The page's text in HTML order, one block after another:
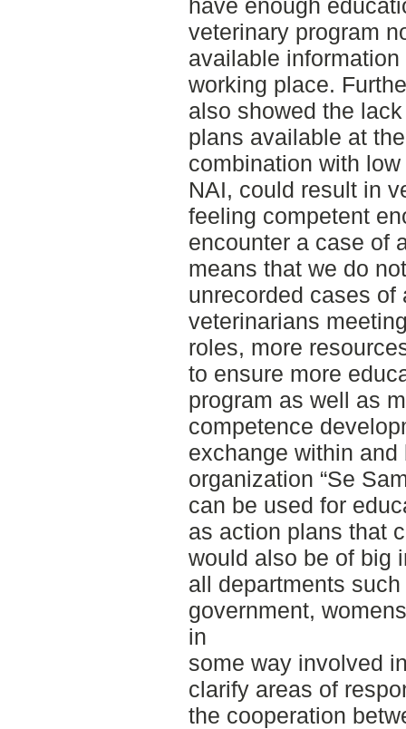
have enough
veterinary program
available
working place.
also showed the
plans available at
combination with
NAI, could result in
feeling competent
encounter a case of
means that we do
unrecorded cases of
veterinarians
roles, more
to ensure more
program as well as
competence
exchange within
organization “Se
can be used for
as action plans that
would also be of big
all departments
government,
in
some way involved
clarify areas of
the cooperation